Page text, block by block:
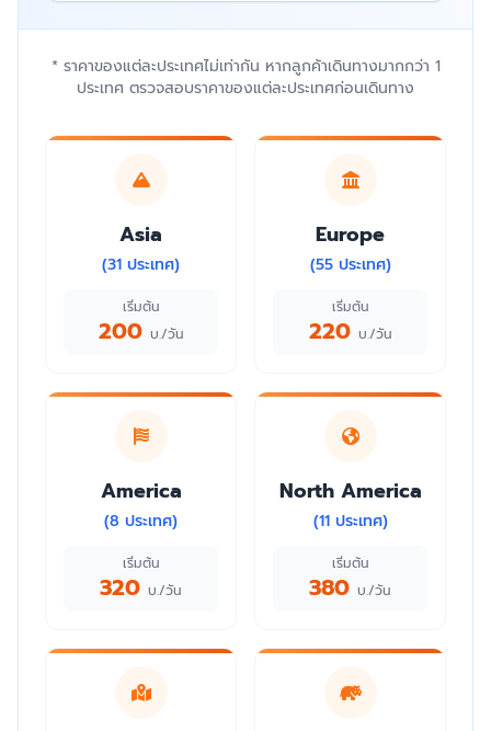
* ราคาของแต่ละประเทศไม่เท่ากัน หากลูกค้าเดินทางมากกว่า 1
ประเทศ ตรวจสอบราคาของแต่ละประเทศก่อนเดินทาง
Asia
(31 ประเทศ)
เริ่มต้น
200 บ./วัน
Europe
(55 ประเทศ)
เริ่มต้น
220 บ./วัน
America
(8 ประเทศ)
เริ่มต้น
320 บ./วัน
North America
(11 ประเทศ)
เริ่มต้น
380 บ./วัน